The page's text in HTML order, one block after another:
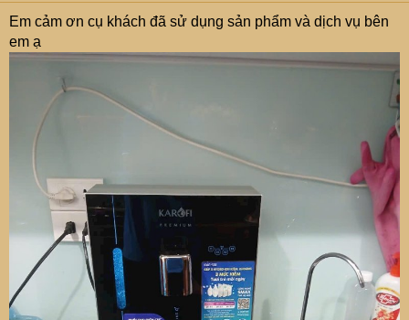
Em cảm ơn cụ khách đã sử dụng sản phẩm và dịch vụ bên
em ạ